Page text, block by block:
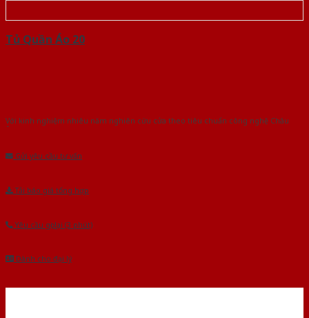
Tủ Quần Áo 20
Với kinh nghiệm nhiêu năm nghiên cứu cửa theo tiêu chuẩn công nghệ Châu
Âu.Chúng tôi tự tin là nhà sản xuất & cung cấp hàng đầu tại Việt Nam!
Gửi yêu cầu tư vấn
Tải báo giá tổng hợp
Yêu cầu gọi lại (3 phút)
Dành cho đại lý